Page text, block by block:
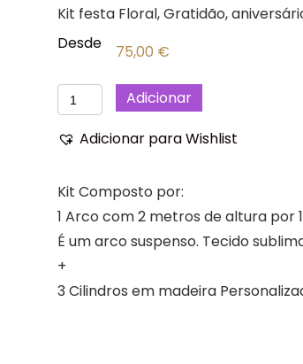
Kit festa Floral, Gratidão,
Desde
75,00 €
Quantidade
de
Floral,
Festa,
Aniversário,
Casamento,
Adicionar
Adicionar para Wishlist
Kit Composto por:
1 Arco com 2 metros de altura por
É um arco suspenso. Tecido
+
3 Cilindros em madeira